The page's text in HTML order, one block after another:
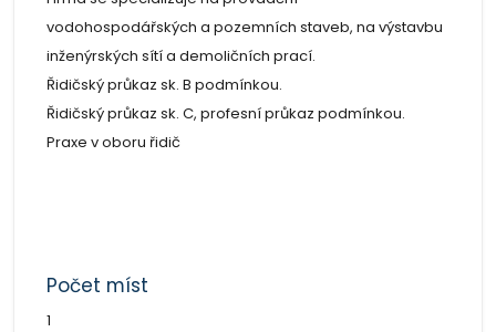
vodohospodářských a pozemních staveb, na výstavbu
inženýrských sítí a demoličních prací.
Řidičský průkaz sk. B podmínkou.
Řidičský průkaz sk. C, profesní průkaz podmínkou.
Praxe v oboru řidič
Počet míst
1